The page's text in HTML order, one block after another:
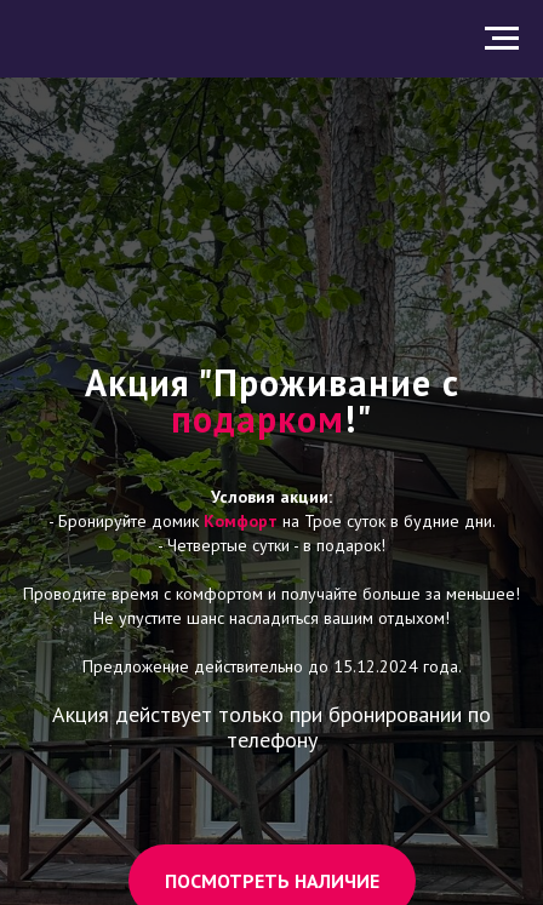
Акция "Проживание с
подарком!"
Условия акции:
- Бронируйте домик Комфорт на Трое суток в будние дни.
- Четвертые сутки - в подарок!
Проводите время с комфортом и получайте больше за меньшее!
Не упустите шанс насладиться вашим отдыхом!
Предложение действительно до 15.12.2024 года.
Акция действует только при бронировании по
телефону
ПОСМОТРЕТЬ НАЛИЧИЕ